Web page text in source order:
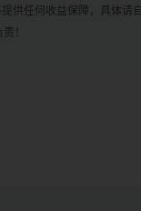
供任何收益保障，具体请
！